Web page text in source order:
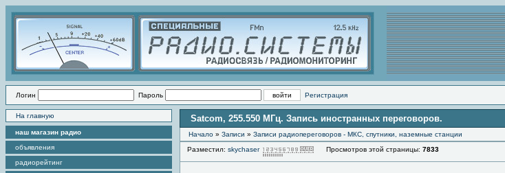
Логин Пароль Регистрация
На главную
наш магазин радио
объявления
радиорейтинг
Satcom, 255.550 МГц. Запись иностранных переговоров.
Начало » Записи » Записи радиопереговоров - МКС, спутники, наземные станции
Разместил: skychaser Просмотров этой страницы: 7833